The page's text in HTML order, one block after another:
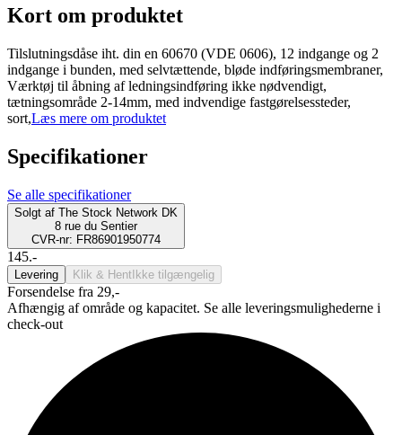
Kort om produktet
Tilslutningsdåse iht. din en 60670 (VDE 0606), 12 indgange og 2
indgange i bunden, med selvtættende, bløde indføringsmembraner,
Værktøj til åbning af ledningsindføring ikke nødvendigt,
tætningsområde 2-14mm, med indvendige fastgørelsessteder,
sort,Læs mere om produktet
Specifikationer
Se alle specifikationer
Solgt af The Stock Network DK
8 rue du Sentier
CVR-nr: FR86901950774
145.-
Levering Klik & Hent Ikke tilgængelig
Forsendelse fra 29,-
Afhængig af område og kapacitet. Se alle leveringsmulighederne i
check-out